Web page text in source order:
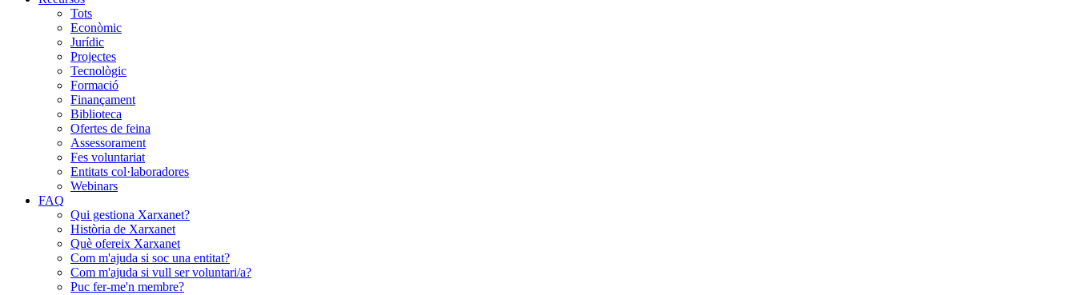
Tots
Econòmic
Jurídic
Projectes
Tecnològic
Formació
Finançament
Biblioteca
Ofertes de feina
Assessorament
Fes voluntariat
Entitats col·laboradores
Webinars
FAQ
Qui gestiona Xarxanet?
Història de Xarxanet
Què ofereix Xarxanet
Com m'ajuda si soc una entitat?
Com m'ajuda si vull ser voluntari/a?
Puc fer-me'n membre?